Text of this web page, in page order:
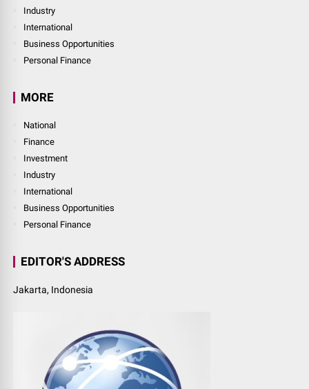
Industry
International
Business Opportunities
Personal Finance
MORE
National
Finance
Investment
Industry
International
Business Opportunities
Personal Finance
EDITOR'S ADDRESS
Jakarta, Indonesia